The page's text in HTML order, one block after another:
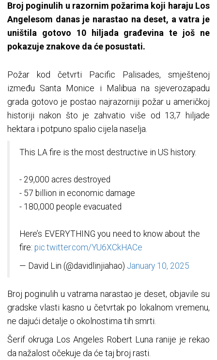
Broj poginulih u razornim požarima koji haraju Los
Angelesom danas je narastao na deset, a vatra je
uništila gotovo 10 hiljada građevina te još ne
pokazuje znakove da će posustati.
Požar kod četvrti Pacific Palisades, smještenoj
između Santa Monice i Malibua na sjeverozapadu
grada gotovo je postao najrazorniji požar u američkoj
historiji nakon što je zahvatio više od 13,7 hiljade
hektara i potpuno spalio cijela naselja.
This LA fire is the most destructive in US history.
- 29,000 acres destroyed
- 57 billion in economic damage
- 180,000 people evacuated
Here’s EVERYTHING you need to know about the
fire: pic.twitter.com/YU6XCkHACe
— David Lin (@davidlinjiahao) January 10, 2025
Broj poginulih u vatrama narastao je deset, objavile su
gradske vlasti kasno u četvrtak po lokalnom vremenu,
ne dajući detalje o okolnostima tih smrti.
Šerif okruga Los Angeles Robert Luna ranije je rekao
da nažalost očekuje da će taj broj rasti.